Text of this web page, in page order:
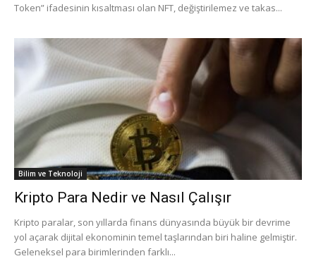
Token” ifadesinin kısaltması olan NFT, değiştirilemez ve takas...
Bilim ve Teknoloji
Kripto Para Nedir ve Nasıl Çalışır
Kripto paralar, son yıllarda finans dünyasında büyük bir devrime
yol açarak dijital ekonominin temel taşlarından biri haline gelmiştir.
Geleneksel para birimlerinden farklı...